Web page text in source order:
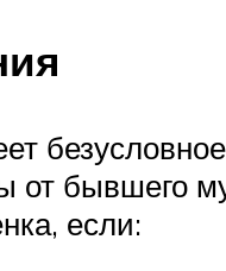
от бывшего
если: